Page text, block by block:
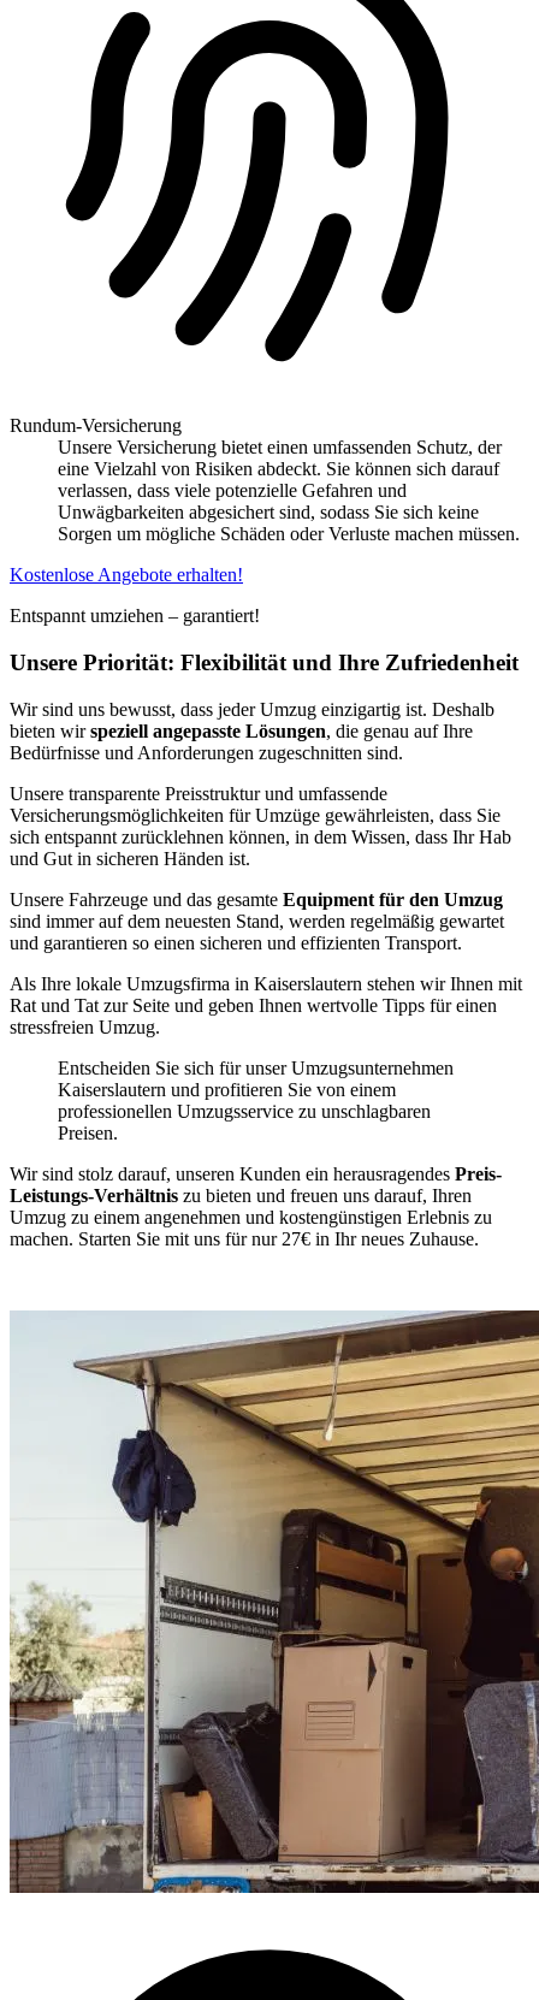
Rundum-Versicherung
Unsere Versicherung bietet einen umfassenden Schutz, der
eine Vielzahl von Risiken abdeckt. Sie können sich darauf
verlassen, dass viele potenzielle Gefahren und
Unwägbarkeiten abgesichert sind, sodass Sie sich keine
Sorgen um mögliche Schäden oder Verluste machen müssen.
Kostenlose Angebote erhalten!
Entspannt umziehen – garantiert!
Unsere Priorität: Flexibilität und Ihre Zufriedenheit
Wir sind uns bewusst, dass jeder Umzug einzigartig ist. Deshalb
bieten wirspeziell angepasste Lösungen, die genau auf Ihre
Bedürfnisse und Anforderungen zugeschnitten sind.
Unsere transparente Preisstruktur und umfassende
Versicherungsmöglichkeiten für Umzüge gewährleisten, dass Sie
sich entspannt zurücklehnen können, in dem Wissen, dass Ihr Hab
und Gut in sicheren Händen ist.
Unsere Fahrzeuge und das gesamte Equipment für den Umzug
sind immer auf dem neuesten Stand, werden regelmäßig gewartet
und garantieren so einen sicheren und effizienten Transport.
Als Ihre lokale Umzugsfirma in Kaiserslautern stehen wir Ihnen mit
Rat und Tat zur Seite und geben Ihnen wertvolle Tipps für einen
stressfreien Umzug.
Entscheiden Sie sich für unser Umzugsunternehmen
Kaiserslautern und profitieren Sie von einem
professionellen Umzugsservice zu unschlagbaren
Preisen.
Wir sind stolz darauf, unseren Kunden ein herausragendes Preis-
Leistungs-Verhältnis zu bieten und freuen uns darauf, Ihren
Umzug zu einem angenehmen und kostengünstigen Erlebnis zu
machen. Starten Sie mit uns für nur 27€ in Ihr neues Zuhause.